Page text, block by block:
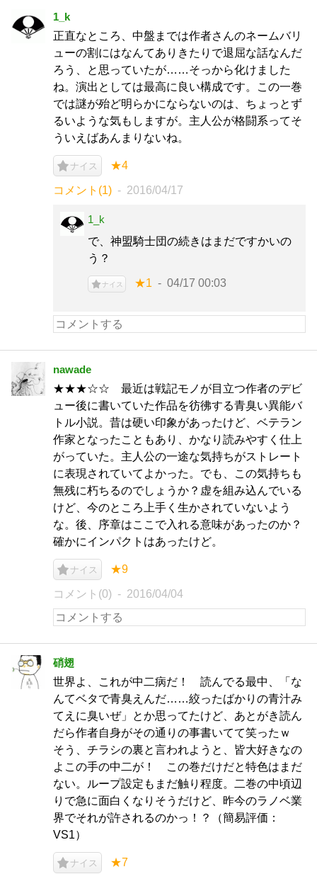
1_k
正直なところ、中盤までは作者さんのネームバリ
ューの割にはなんてありきたりで退屈な話なんだ
ろう、と思っていたが……そっから化けました
ね。演出としては最高に良い構成です。この一巻
では謎が殆ど明らかにならないのは、ちょっとず
るいような気もしますが。主人公が格闘系ってそ
ういえばあんまりないね。
ナイス ★4
コメント(1) 2016/04/17
1_k
で、神盟騎士団の続きはまだですかいの
う？
ナイス ★1 04/17 00:03
nawade
★★★☆☆ 最近は戦記モノが目立つ作者のデビ
ュー後に書いていた作品を彷彿する青臭い異能バ
トル小説。昔は硬い印象があったけど、ベテラン
作家となったこともあり、かなり読みやすく仕上
がっていた。主人公の一途な気持ちがストレート
に表現されていてよかった。でも、この気持ちも
無残に朽ちるのでしょうか？虚を組み込んでいる
けど、今のところ上手く生かされていないよう
な。後、序章はここで入れる意味があったのか？
確かにインパクトはあったけど。
ナイス ★9
コメント(0) 2016/04/04
硝翅
世界よ、これが中二病だ！ 読んでる最中、「な
んてベタで青臭えんだ……絞ったばかりの青汁み
てえに臭いぜ」とか思ってたけど、あとがき読ん
だら作者自身がその通りの事書いてて笑ったｗ
そう、チラシの裏と言われようと、皆大好きなの
よこの手の中二が！ この巻だけだと特色はまだ
ない。ループ設定もまだ触り程度。二巻の中頃辺
りで急に面白くなりそうだけど、昨今のラノベ業
界でそれが許されるのかっ！？（簡易評価：
VS1）
ナイス ★7